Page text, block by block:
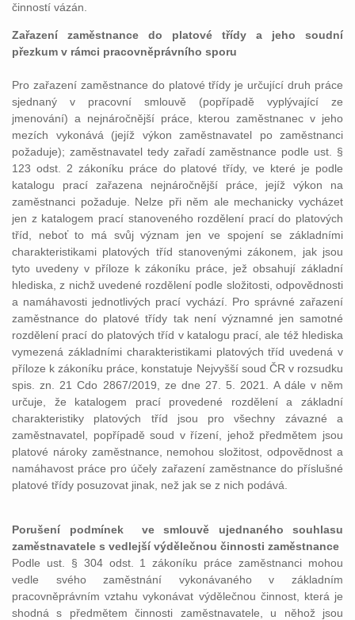
činností vázán.
Zařazení zaměstnance do platové třídy a jeho soudní
přezkum v rámci pracovněprávního sporu
Pro zařazení zaměstnance do platové třídy je určující druh práce
sjednaný v pracovní smlouvě (popřípadě vyplývající ze
jmenování) a nejnáročnější práce, kterou zaměstnanec v jeho
mezích vykonává (jejíž výkon zaměstnavatel po zaměstnanci
požaduje); zaměstnavatel tedy zařadí zaměstnance podle ust. §
123 odst. 2 zákoníku práce do platové třídy, ve které je podle
katalogu prací zařazena nejnáročnější práce, jejíž výkon na
zaměstnanci požaduje. Nelze při něm ale mechanicky vycházet
jen z katalogem prací stanoveného rozdělení prací do platových
tříd, neboť to má svůj význam jen ve spojení se základními
charakteristikami platových tříd stanovenými zákonem, jak jsou
tyto uvedeny v příloze k zákoníku práce, jež obsahují základní
hlediska, z nichž uvedené rozdělení podle složitosti, odpovědnosti
a namáhavosti jednotlivých prací vychází. Pro správné zařazení
zaměstnance do platové třídy tak není významné jen samotné
rozdělení prací do platových tříd v katalogu prací, ale též hlediska
vymezená základními charakteristikami platových tříd uvedená v
příloze k zákoníku práce, konstatuje Nejvyšší soud ČR v rozsudku
spis. zn. 21 Cdo 2867/2019, ze dne 27. 5. 2021. A dále v něm
určuje, že katalogem prací provedené rozdělení a základní
charakteristiky platových tříd jsou pro všechny závazné a
zaměstnavatel, popřípadě soud v řízení, jehož předmětem jsou
platové nároky zaměstnance, nemohou složitost, odpovědnost a
namáhavost práce pro účely zařazení zaměstnance do příslušné
platové třídy posuzovat jinak, než jak se z nich podává.
Porušení podmínek ve smlouvě ujednaného souhlasu
zaměstnavatele s vedlejší výdělečnou činnosti zaměstnance
Podle ust. § 304 odst. 1 zákoníku práce zaměstnanci mohou
vedle svého zaměstnání vykonávaného v základním
pracovněprávním vztahu vykonávat výdělečnou činnost, která je
shodná s předmětem činnosti zaměstnavatele, u něhož jsou